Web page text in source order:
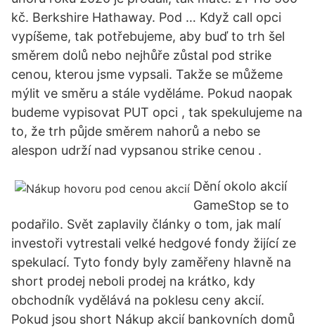
kč. Berkshire Hathaway. Pod … Když call opci
vypíšeme, tak potřebujeme, aby buď to trh šel
směrem dolů nebo nejhůře zůstal pod strike
cenou, kterou jsme vypsali. Takže se můžeme
mýlit ve směru a stále vyděláme. Pokud naopak
budeme vypisovat PUT opci , tak spekulujeme na
to, že trh půjde směrem nahorů a nebo se
alespon udrží nad vypsanou strike cenou .
Dění okolo akcií
GameStop se to
podařilo. Svět zaplavily články o tom, jak malí
investoři vytrestali velké hedgové fondy žijící ze
spekulací. Tyto fondy byly zaměřeny hlavně na
short prodej neboli prodej na krátko, kdy
obchodník vydělává na poklesu ceny akcií.
Pokud jsou short Nákup akcií bankovních domů